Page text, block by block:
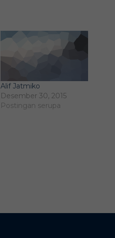
Alif Jatmiko
Desember 30, 2015
Postingan serupa